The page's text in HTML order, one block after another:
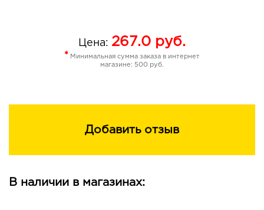
Цена: 267.0 руб.
* Минимальная сумма заказа в интернет
магазине: 500 руб.
Добавить отзыв
В наличии в магазинах: